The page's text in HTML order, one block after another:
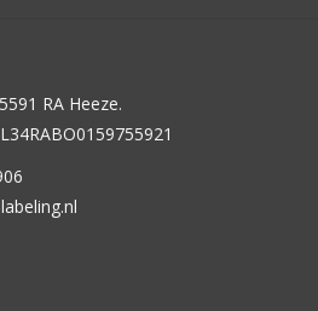
RA Heeze.